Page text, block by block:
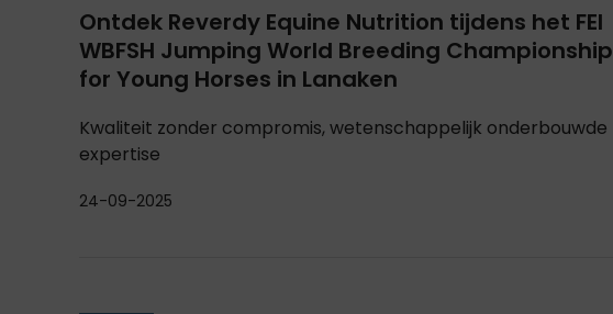
Ontdek Reverdy Equine Nutrition tijdens het FEI
WBFSH Jumping World Breeding Championship
for Young Horses in Lanaken
Kwaliteit zonder compromis, wetenschappelijk onderbouwde
expertise
24-09-2025